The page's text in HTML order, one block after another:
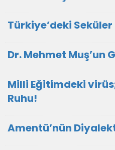
Türkiye’deki
Dr. Mehmet Muş’un
Milli Eğitimdeki
Ruhu!
Amentü’nün